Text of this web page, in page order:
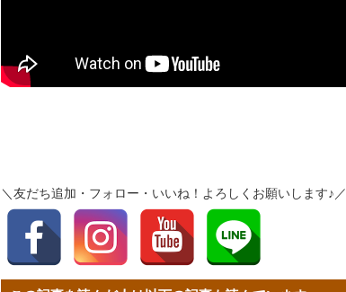
＼友だち追加・フォロー・いいね！よろしくお願いします♪／